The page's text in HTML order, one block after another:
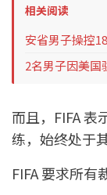
相关阅读
安省男子操控
2名男子因美国
而且，FIFA 表
练，始终处于
FIFA 要求所有